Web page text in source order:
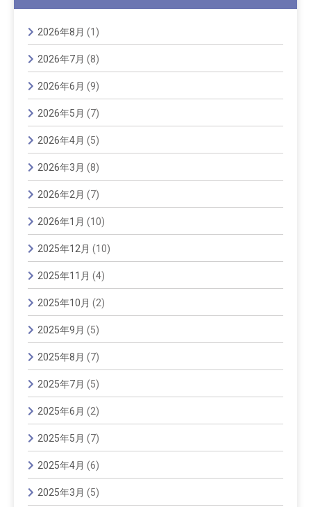
2026年8月 (1)
2026年7月 (8)
2026年6月 (9)
2026年5月 (7)
2026年4月 (5)
2026年3月 (8)
2026年2月 (7)
2026年1月 (10)
2025年12月 (10)
2025年11月 (4)
2025年10月 (2)
2025年9月 (5)
2025年8月 (7)
2025年7月 (5)
2025年6月 (2)
2025年5月 (7)
2025年4月 (6)
2025年3月 (5)